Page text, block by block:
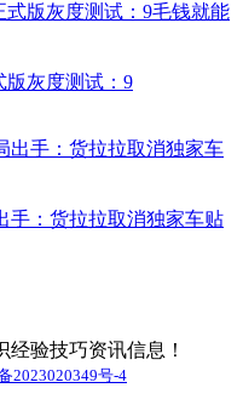
版灰度测试：9
手：货拉拉取消独家车贴
验技巧资讯信息！
2023020349号-4